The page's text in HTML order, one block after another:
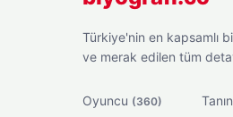
Türkiye'nin en kapsamlı
ve merak edilen tüm
Oyuncu (360)